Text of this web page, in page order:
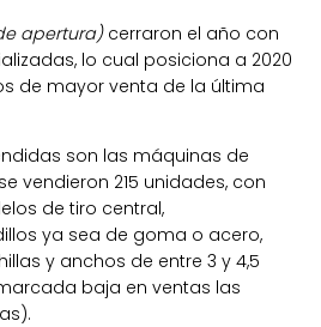
apertura)cerraron el año con
lo cual posiciona a 2020
de mayor venta de la última
son las máquinas de
vendieron 215 unidades, con
de tiro central,
ya sea de goma o acero,
y anchos de entre 3 y 4,5
baja en ventas las